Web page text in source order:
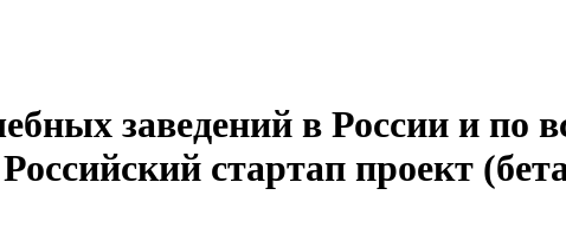
заведений в России и по
стартап проект